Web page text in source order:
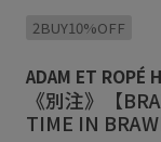
2BUY10%OFF
ADAM ET ROPÉ
《別注》【
TIME IN